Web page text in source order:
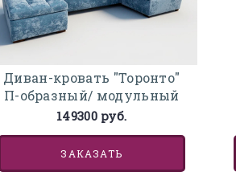
Диван-кровать "Торонто"
П-образный/ модульный
149300 руб.
ЗАКАЗАТЬ